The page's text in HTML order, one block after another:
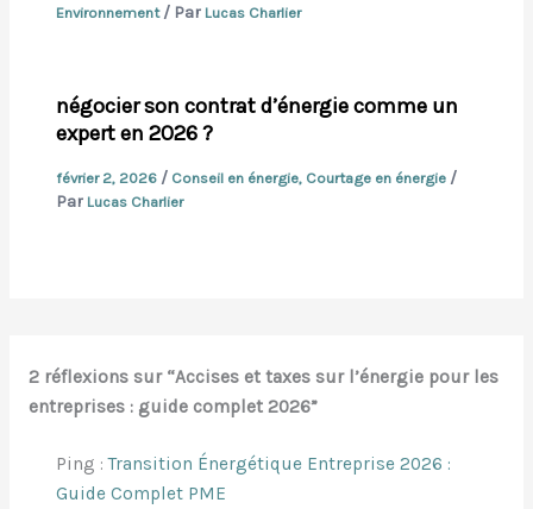
Environnement/ Par Lucas Charlier
négocier son contrat d’énergie comme un
expert en 2026 ?
février 2, 2026 / Conseil en énergie, Courtage en énergie /
Par Lucas Charlier
2 réflexions sur “Accises et taxes sur l’énergie pour les
entreprises : guide complet 2026”
Ping :Transition Énergétique Entreprise 2026 :
Guide Complet PME